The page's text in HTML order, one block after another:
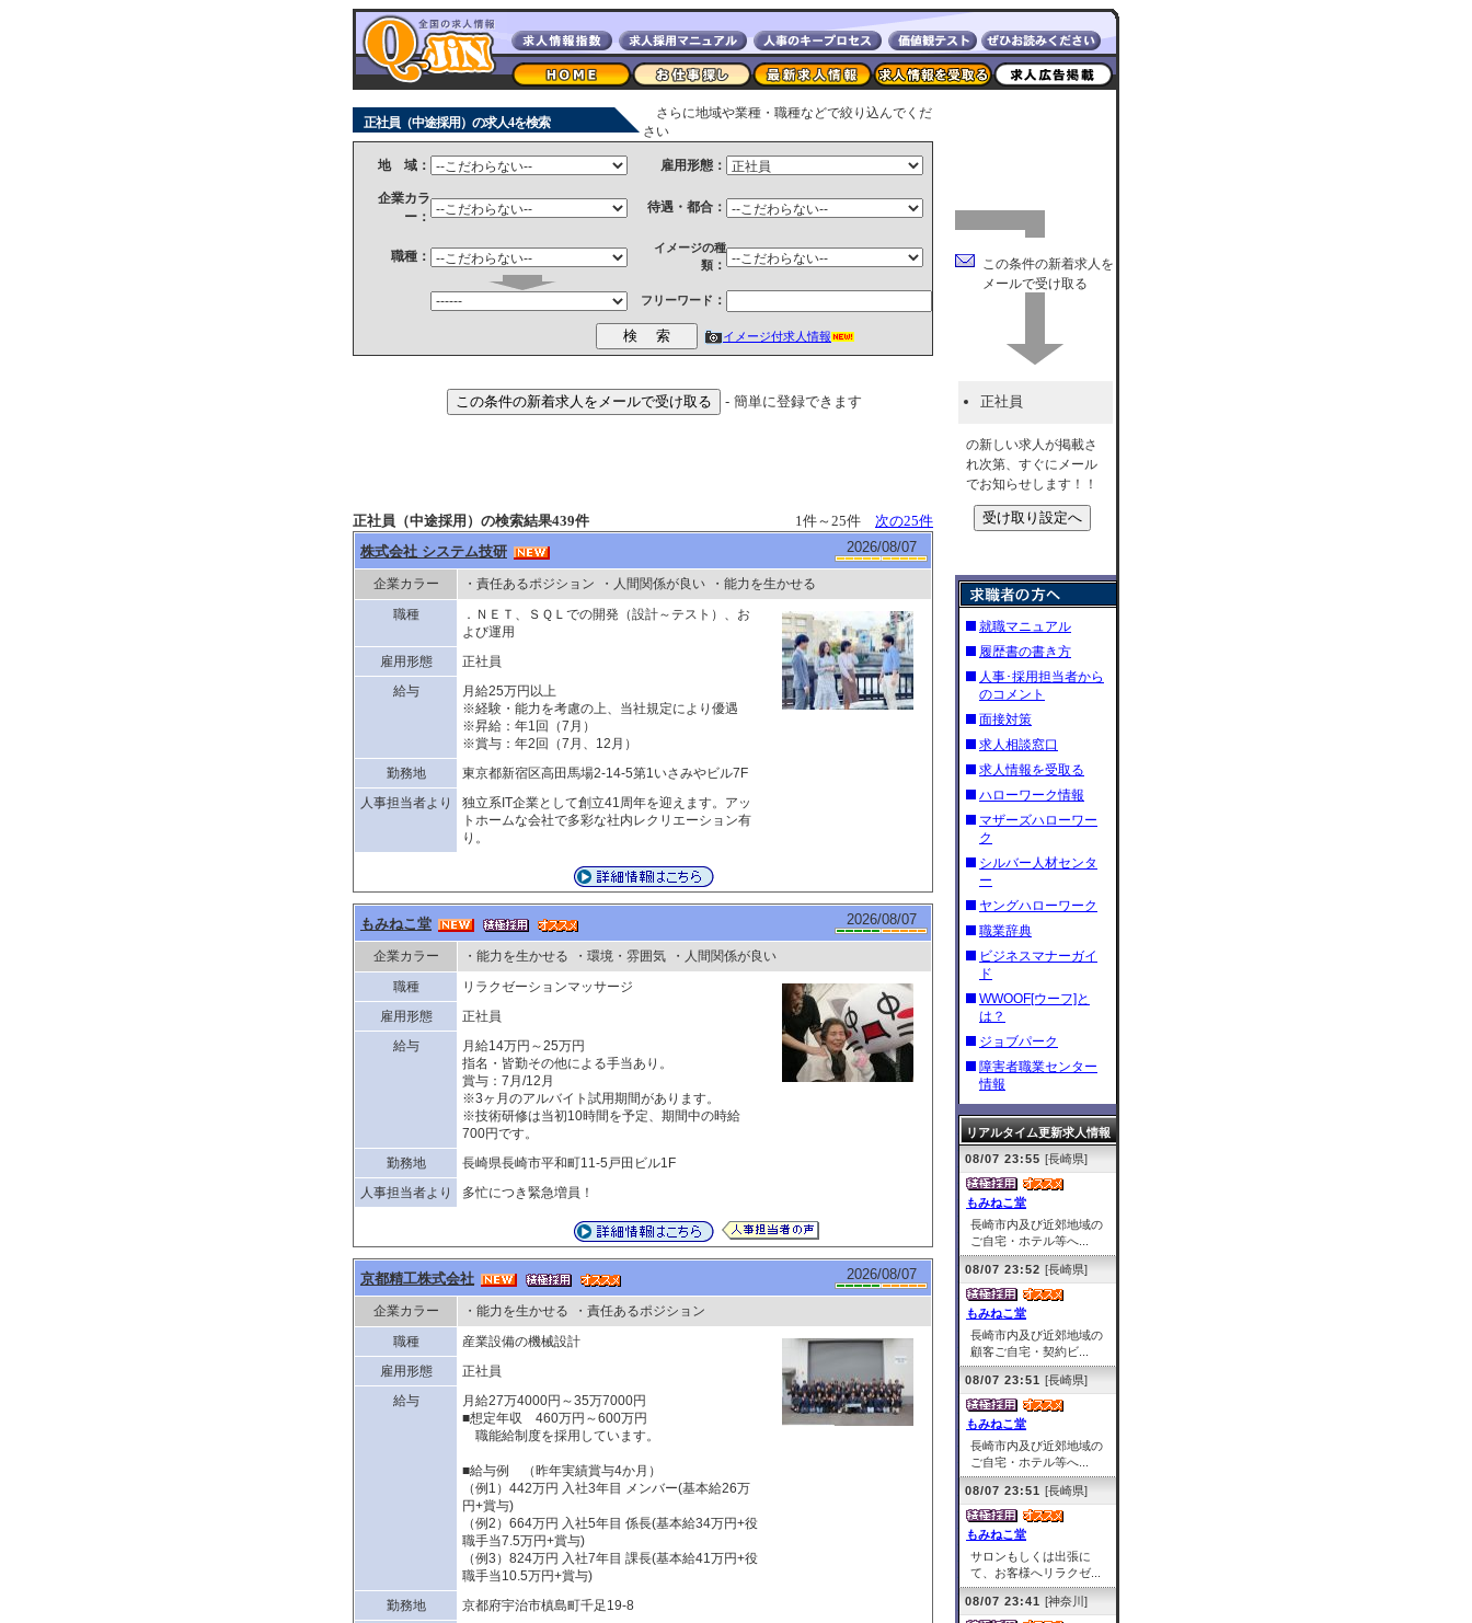
正社員（中途採用）の求人4を検索
さらに地域や業種・職種などで絞り込んでくだ
さい
地 域： 雇用形態：
企業カラ
ー：
待遇・都合：
職種：
イメージの種
類 ：
フリーワード ：
イメージ付求人情報
- 簡単に登録できます
正社員（中途採用）の検索結果439件 1件～25件 次の25件
株式会社 システム技研
2026/08/07
企業カラー ・責任あるポジション ・人間関係が良い
・能力を生かせる
職種
．ＮＥＴ、ＳＱＬでの開発（設計～テスト）、お
よび運用
雇用形態
正社員
給与
月給25万円以上
※経験・能力を考慮の上、当社規定により優遇
※昇給：年1回（7月）
※賞与：年2回（7月、12月）
勤務地
東京都新宿区高田馬場2-14-5第1いさみやビル7F
人事担当者より
独立系IT企業として創立41周年を迎えます。アッ
トホームな会社で多彩な社内レクリエーション有
り。
もみねこ堂 2026/08/07
企業カラー ・能力を生かせる ・環境・雰囲気
・人間関係が良い
職種
リラクゼーションマッサージ
雇用形態
正社員
給与
月給14万円～25万円
指名・皆勤その他による手当あり。
賞与：7月/12月
※3ヶ月のアルバイト試用期間があります。
※技術研修は当初10時間を予定、期間中の時給
700円です。
勤務地
長崎県長崎市平和町11-5戸田ビル1F
人事担当者より
多忙につき緊急増員！
京都精工株式会社 2026/08/07
企業カラー ・能力を生かせる
・責任あるポジション
職種
産業設備の機械設計
雇用形態
正社員
給与
月給27万4000円～35万7000円
■想定年収 460万円～600万円
職能給制度を採用しています。
■給与例 （昨年実績賞与4か月）
（例1）442万円 入社3年目 メンバー(基本給26万
円+賞与)
（例2）664万円 入社5年目 係長(基本給34万円+役
職手当7.5万円+賞与)
（例3）824万円 入社7年目 課長(基本給41万円+役
職手当10.5万円+賞与)
勤務地
京都府宇治市槙島町千足19-8
この条件の新着求人を
メールで受け取る
正社員
の新しい求人が掲載さ
れ次第、すぐにメール
でお知らせします！！
就職マニュアル
履歴書の書き方
人事･採用担当者から
のコメント
面接対策
求人相談窓口
求人情報を受取る
ハローワーク情報
マザーズハローワー
ク
シルバー人材センタ
ー
ヤングハローワーク
職業辞典
ビジネスマナーガイ
ド
WWOOF[ウーフ]と
は？
ジョブパーク
障害者職業センター
情報
リアルタイム更新求人情報
08/07 23:55 [長崎県]
もみねこ堂
長崎市内及び近郊地域の
ご自宅・ホテル等へ...
08/07 23:52 [長崎県]
もみねこ堂
長崎市内及び近郊地域の
顧客ご自宅・契約ビ...
08/07 23:51 [長崎県]
もみねこ堂
長崎市内及び近郊地域の
ご自宅・ホテル等へ...
08/07 23:51 [長崎県]
もみねこ堂
サロンもしくは出張に
て、お客様へリラクゼ...
08/07 23:41 [神奈川]